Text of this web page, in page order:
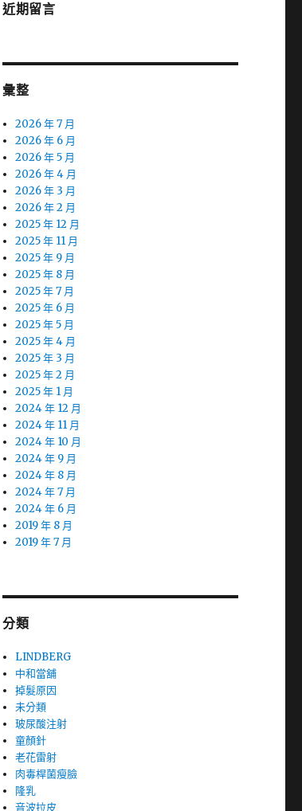
近期留言
彙整
2026 年 7 月
2026 年 6 月
2026 年 5 月
2026 年 4 月
2026 年 3 月
2026 年 2 月
2025 年 12 月
2025 年 11 月
2025 年 9 月
2025 年 8 月
2025 年 7 月
2025 年 6 月
2025 年 5 月
2025 年 4 月
2025 年 3 月
2025 年 2 月
2025 年 1 月
2024 年 12 月
2024 年 11 月
2024 年 10 月
2024 年 9 月
2024 年 8 月
2024 年 7 月
2024 年 6 月
2019 年 8 月
2019 年 7 月
分類
LINDBERG
中和當舖
掉髮原因
未分類
玻尿酸注射
童顏針
老花雷射
肉毒桿菌瘦臉
隆乳
音波拉皮